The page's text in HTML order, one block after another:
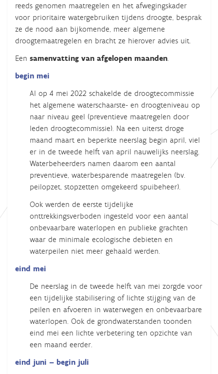
reeds genomen maatregelen en het afwegingskader
voor prioritaire watergebruiken tijdens droogte, besprak
ze de nood aan bijkomende, meer algemene
droogtemaatregelen en bracht ze hierover advies uit.
Een samenvatting van afgelopen maanden
begin mei
Al op 4 mei 2022 schakelde de droogtecommissie
het algemene waterschaarste- en droogteniveau op
naar niveau geel (preventieve maatregelen door
leden droogtecommissie). Na een uiterst droge
maand maart en beperkte neerslag begin april, viel
er in de tweede helft van april nauwelijks neerslag.
Waterbeheerders namen daarom een aantal
preventieve, waterbesparende maatregelen (bv.
peilopzet, stopzetten omgekeerd spuibeheer).
Ook werden de eerste tijdelijke
onttrekkingsverboden ingesteld voor een aantal
onbevaarbare waterlopen en publieke grachten
waar de minimale ecologische debieten en
waterpeilen niet meer gehaald werden.
eind mei
De neerslag in de tweede helft van mei zorgde voor
een tijdelijke stabilisering of lichte stijging van de
peilen en afvoeren in waterwegen en onbevaarbare
waterlopen. Ook de grondwaterstanden toonden
eind mei een lichte verbetering ten opzichte van
een maand eerder.
eind juni – begin juli